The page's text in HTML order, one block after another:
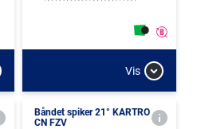
Vis
Båndet spiker 21° KARTRO
CN FZV